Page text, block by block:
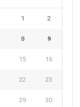
1 2
8 9
15 16
22 23
29 30